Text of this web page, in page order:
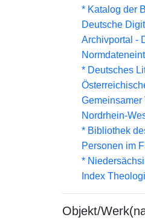
* Katalog der
Deutsche
Archivportal -
* Deutsches
Nordrhein-
* Bibliothek
Personen im
*
Index
Objekt/